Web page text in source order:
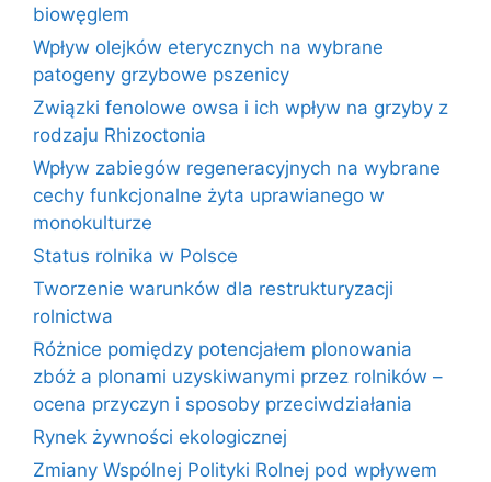
biowęglem
Wpływ olejków eterycznych na wybrane
patogeny grzybowe pszenicy
Związki fenolowe owsa i ich wpływ na grzyby z
rodzaju Rhizoctonia
Wpływ zabiegów regeneracyjnych na wybrane
cechy funkcjonalne żyta uprawianego w
monokulturze
Status rolnika w Polsce
Tworzenie warunków dla restrukturyzacji
rolnictwa
Różnice pomiędzy potencjałem plonowania
zbóż a plonami uzyskiwanymi przez rolników –
ocena przyczyn i sposoby przeciwdziałania
Rynek żywności ekologicznej
Zmiany Wspólnej Polityki Rolnej pod wpływem